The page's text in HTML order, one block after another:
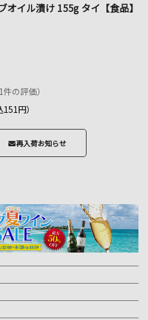
オイル漬け 155g タイ【食品】
1件の評価）
151円）
再入荷お知らせ